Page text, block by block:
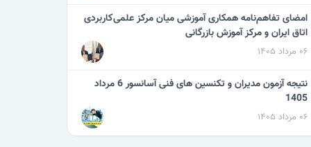
امضای تفاهم‌نامه همکاری آموزشی میان مرکز علمی‌کاربردی
اتاق ایران و مرکز آموزش بازرگانی
۰۶ مرداد ۱۴۰۵
نتیجه آزمون مدیران و تکنسین های فنی آسانسور 6 مرداد
1405
۰۶ مرداد ۱۴۰۵